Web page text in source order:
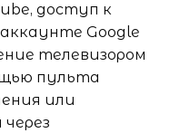
доступ к
Google
телевизором
пульта
или